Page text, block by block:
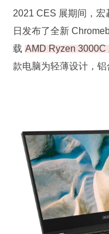
2021 CES 展期间，
日发布了全新
载 AMD Ryzen 3000C
款电脑为轻薄设计，铝